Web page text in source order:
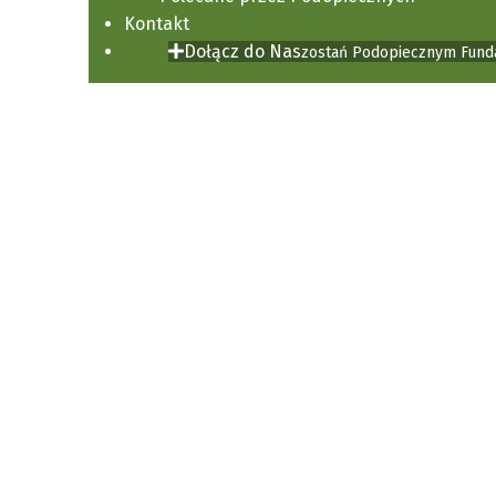
Kontakt
Dołącz do Naszostań Podopiecznym